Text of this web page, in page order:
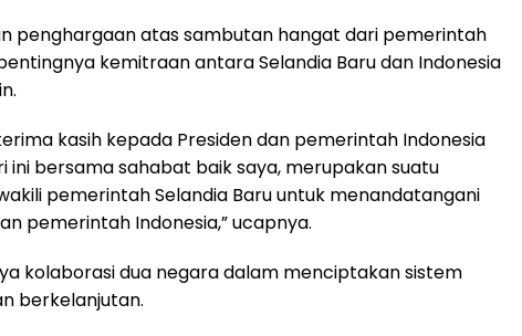
penghargaan atas sambutan hangat dari pemerintah
kemitraan antara Selandia Baru dan Indonesia
kasih kepada Presiden dan pemerintah Indonesia
ini bersama sahabat baik saya, merupakan suatu
pemerintah Selandia Baru untuk menandatangani
pemerintah Indonesia,” ucapnya.
kolaborasi dua negara dalam menciptakan sistem
berkelanjutan.